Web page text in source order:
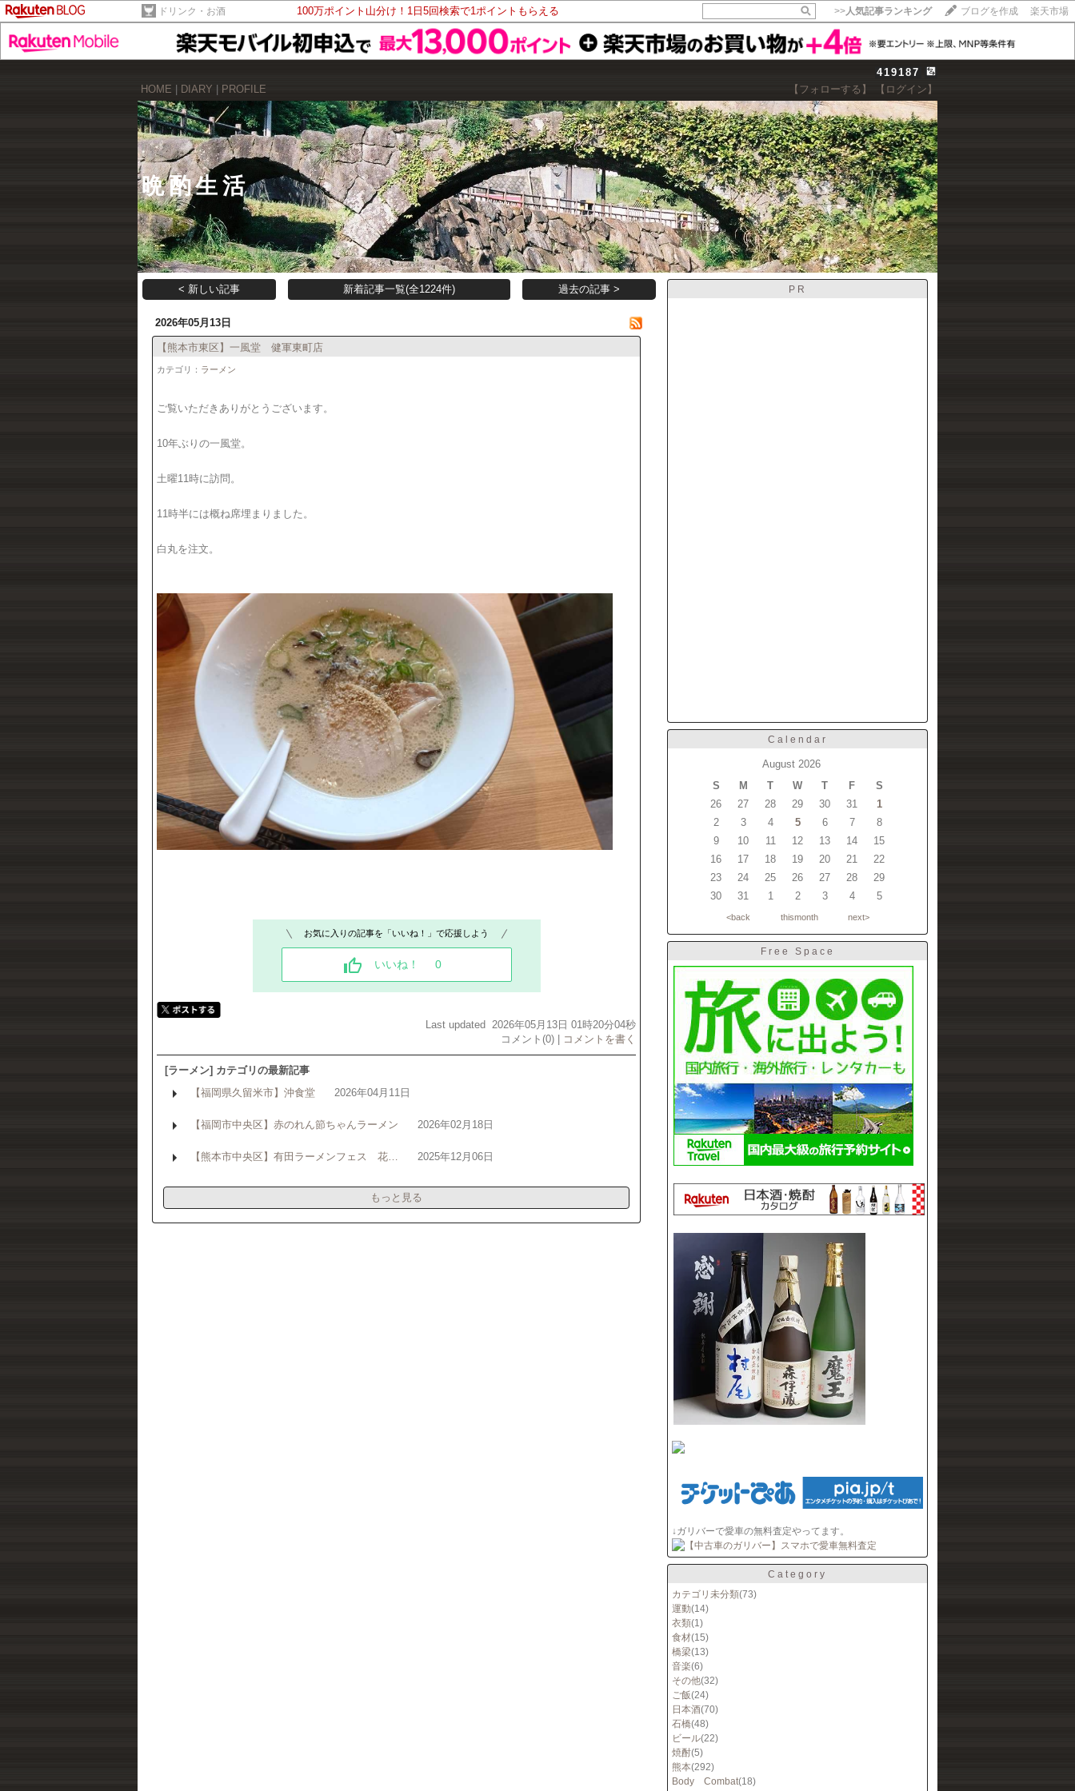
ドリンク・お酒 100万ポイント山分け！1日5回検索で1ポイントもらえる >>人気記事ランキング ブログを作成 楽天市場
419187
HOME
DIARY PROFILE 【フォローする】 【ログイン】
晩酌生活
10秒滞在
いいね!
< 新しい記事 新着記事一覧(全1224件) 過去の記事 >
2026年05月13日
【熊本市東区】一風堂 健軍東町店
カテゴリ： ラーメン
ご覧いただきありがとうございます。
10年ぶりの一風堂。
土曜11時に訪問。
11時半には概ね席埋まりました。
白丸を注文。
お気に入りの記事を「いいね！」で応援しよう
いいね！ 0
Last updated 2026年05月13日 01時20分04秒
コメント(0) |
コメントを書く
[ラーメン] カテゴリの最新記事
【福岡県久留米市】沖食堂
2026年04月11日
【福岡市中央区】赤のれん節ちゃんラーメン 2026年02月18日
【熊本市中央区】有田ラーメンフェス 花… 2025年12月06日
もっと見る
PR
Calendar
August 2026
S
M T W T F
S
26
27 28 29 30 31
1
2
3 4 5 6 7
8
9
10 11 12 13 14
15
16
17 18 19 20 21
22
23
24 25 26 27 28
29
30
31 1 2 3 4 5
<back thismonth next>
Free Space
↓ガリバーで愛車の無料査定やってます。
Category
カテゴリ未分類(73)
運動(14)
衣類(1)
食材(15)
橋梁(13)
音楽(6)
その他(32)
ご飯(24)
日本酒(70)
石橋(48)
ビール(22)
焼酎(5)
熊本(292)
Body Combat(18)